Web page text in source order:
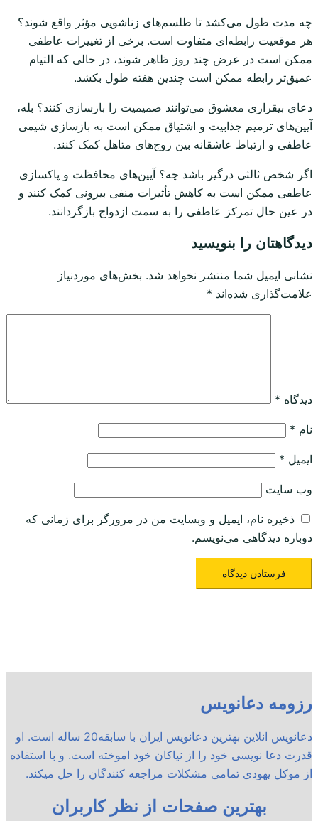
چه مدت طول می‌کشد تا طلسم‌های زناشویی مؤثر واقع شوند؟
هر موقعیت رابطه‌ای متفاوت است. برخی از تغییرات عاطفی
ممکن است در عرض چند روز ظاهر شوند، در حالی که التیام
عمیق‌تر رابطه ممکن است چندین هفته طول بکشد.
دعای بیقراری معشوق می‌توانند صمیمیت را بازسازی کنند؟ بله،
آیین‌های ترمیم جذابیت و اشتیاق ممکن است به بازسازی شیمی
عاطفی و ارتباط عاشقانه بین زوج‌های متاهل کمک کنند.
اگر شخص ثالثی درگیر باشد چه؟ آیین‌های محافظت و پاکسازی
عاطفی ممکن است به کاهش تأثیرات منفی بیرونی کمک کنند و
در عین حال تمرکز عاطفی را به سمت ازدواج بازگردانند.
دیدگاهتان را بنویسید
نشانی ایمیل شما منتشر نخواهد شد. بخش‌های موردنیاز
علامت‌گذاری شده‌اند *
دیدگاه *
نام *
ایمیل *
وب‌ سایت
ذخیره نام، ایمیل و وبسایت من در مرورگر برای زمانی که
دوباره دیدگاهی می‌نویسم.
رزومه دعانویس
دعانویس انلاین بهترین دعانویس ایران با سابقه20 ساله است. او
قدرت دعا نویسی خود را از نیاکان خود اموخته است. و با استفاده
از موکل یهودی تمامی مشکلات مراجعه کنندگان را حل میکند.
بهترین صفحات از نظر کاربران